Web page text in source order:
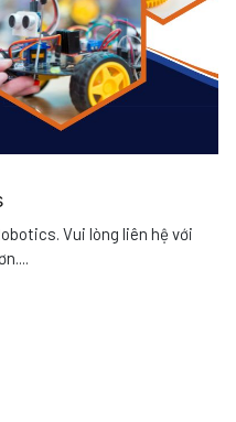
Vui lòng liên hệ với
....